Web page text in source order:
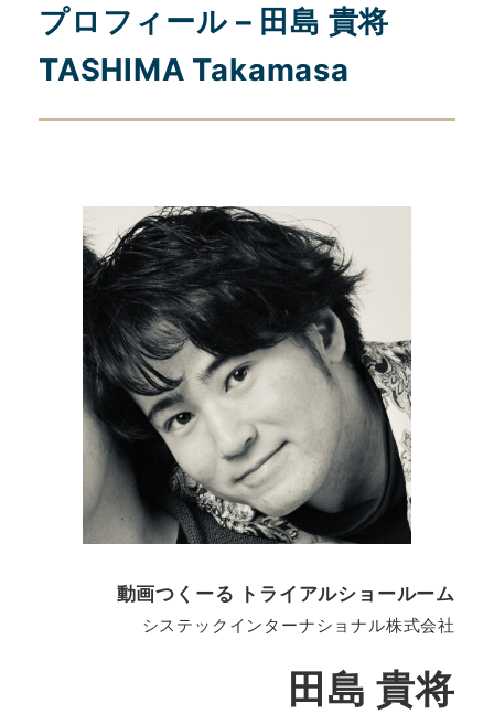
プロフィール – 田島 貴将
TASHIMA Takamasa
動画つくーる トライアルショールーム
システックインターナショナル株式会社
田島 貴将